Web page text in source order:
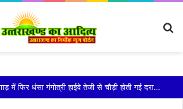
उत्तरकाशी के पापड़गाड़ में फिर धंसा गंगोत्री हाईवे तेजी से चौड़ी होती गई दरार, क्यार्क गांव पर मंडराया खतरा